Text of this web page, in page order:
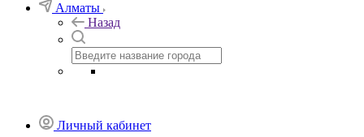
Алматы
Назад
Личный кабинет